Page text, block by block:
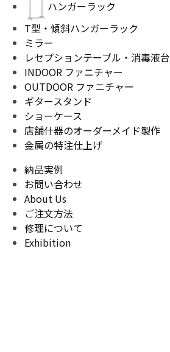
ハンガーラック
T型・傾斜ハンガーラック
ミラー
レセプションテーブル・消毒液台
INDOOR ファニチャー
OUTDOOR ファニチャー
ギタースタンド
ショーケース
店舗什器のオーダーメイド製作
金属の特注仕上げ
納品実例
お問い合わせ
About Us
ご注文方法
修理について
Exhibition